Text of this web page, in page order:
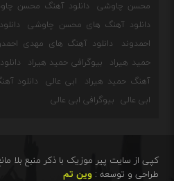
محسن چاوشی
دانلود آهنگ محسن
دانلود آهنگ های محسن چاوشی
احمدوند
دانلود آهنگ های مهدی
حمید هیراد
بیوگرافی حمید هیراد
آهنگ حمید هیراد
ابی عالی دانلود
ابی عالی
بیوگرافی ابی عالی
کپی از سایت پیر موزیک با ذکر منبع بلا
طراحی و توسعه :وین تم